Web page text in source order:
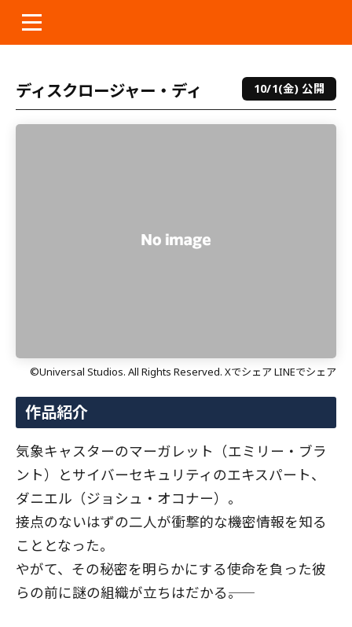
へ
ディスクロージャー・ディ 10/1(金) 公開
©Universal Studios. All Rights Reserved. Xでシェア LINEでシェア
作品紹介
気象キャスターのマーガレット（エミリー・ブラ
ント）とサイバーセキュリティのエキスパート、
ダニエル（ジョシュ・オコナー）。
接点のないはずの二人が衝撃的な機密情報を知る
こととなった。
やがて、その秘密を明らかにする使命を負った彼
らの前に謎の組織が立ちはだかる――。